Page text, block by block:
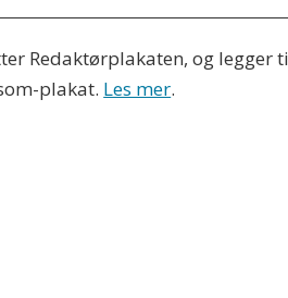
Redaktørplakaten, og
plakat. Les mer.